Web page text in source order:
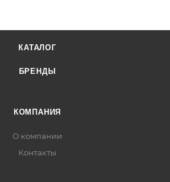
КАТАЛОГ
БРЕНДЫ
КОМПАНИЯ
О компании
Контакты